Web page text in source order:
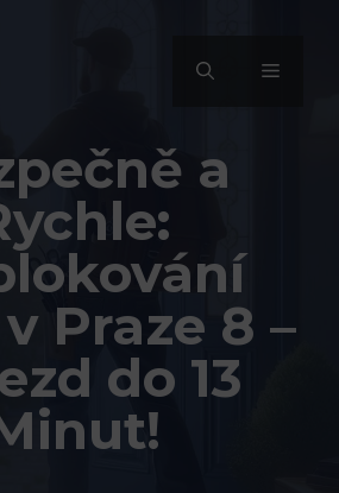
MENU
a
Praze 8 –
do 13